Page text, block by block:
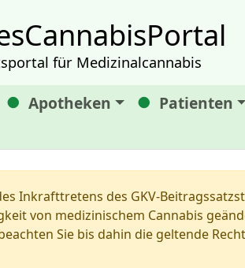
für Medizinalcannabis
Apotheken Patienten
Inkrafttretens des GKV-
von medizinischem Cannabis
Sie bis dahin die geltende